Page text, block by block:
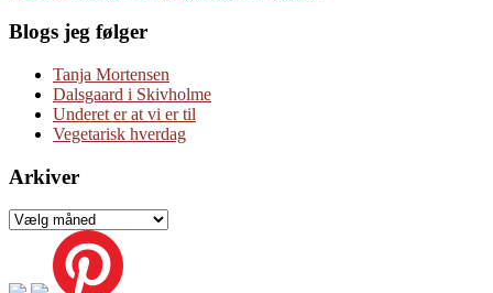
Blogs jeg følger
Tanja Mortensen
Dalsgaard i Skivholme
Underet er at vi er til
Vegetarisk hverdag
Arkiver
Arkiver